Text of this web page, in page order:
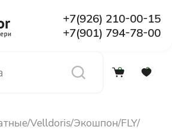
+7(926) 210-00-15
+7(901) 794-78-00
0 0
Velldoris Экошпон FLY